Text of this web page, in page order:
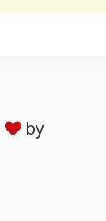
by